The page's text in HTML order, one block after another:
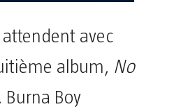
attendent avec
album, No
Burna Boy